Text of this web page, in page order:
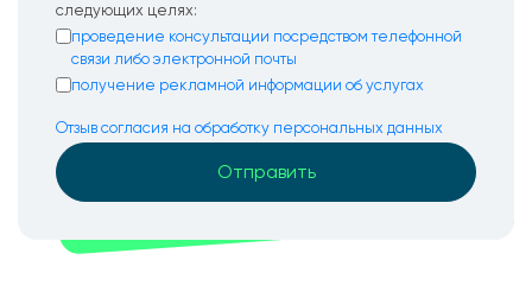
следующих целях:
проведение консультации посредством телефонной
связи либо электронной почты
получение рекламной информации об услугах
Отзыв согласия на обработку персональных данных